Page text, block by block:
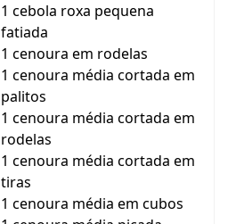
1 cebola roxa pequena
fatiada
1 cenoura em rodelas
1 cenoura média cortada em
palitos
1 cenoura média cortada em
rodelas
1 cenoura média cortada em
tiras
1 cenoura média em cubos